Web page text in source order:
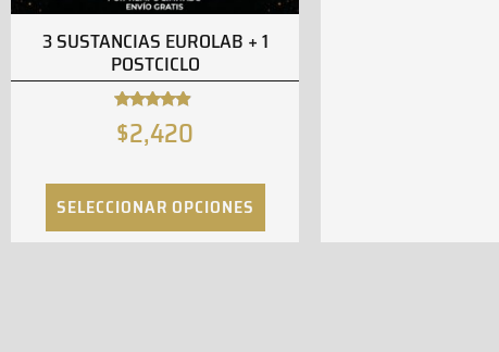
3 SUSTANCIAS EUROLAB + 1
POSTCICLO
con
4.69
$2,420
SELECCIONAR OPCIONES